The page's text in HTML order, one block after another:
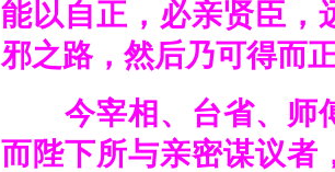
能以自正，必亲贤臣，
邪之路，然后乃可得而
今宰相、台省、师
而陛下所与亲密谋议者